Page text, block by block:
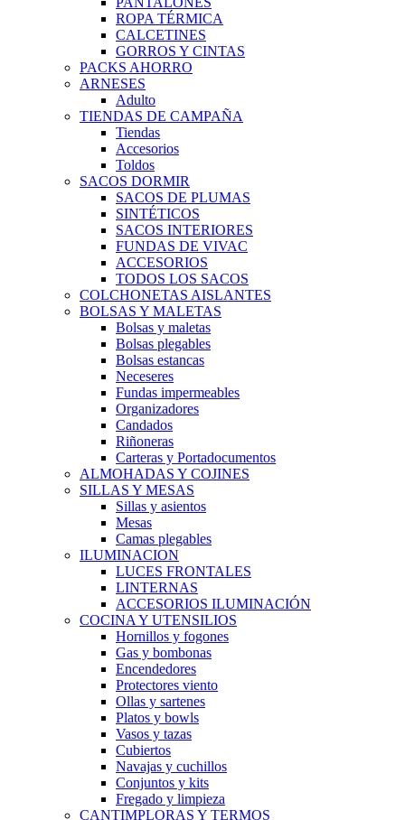
ROPA TÉRMICA
CALCETINES
GORROS Y CINTAS
PACKS AHORRO
ARNESES
Adulto
TIENDAS DE CAMPAÑA
Tiendas
Accesorios
Toldos
SACOS DORMIR
SACOS DE PLUMAS
SINTÉTICOS
SACOS INTERIORES
FUNDAS DE VIVAC
ACCESORIOS
TODOS LOS SACOS
COLCHONETAS AISLANTES
BOLSAS Y MALETAS
Bolsas y maletas
Bolsas plegables
Bolsas estancas
Neceseres
Fundas impermeables
Organizadores
Candados
Riñoneras
Carteras y Portadocumentos
ALMOHADAS Y COJINES
SILLAS Y MESAS
Sillas y asientos
Mesas
Camas plegables
ILUMINACION
LUCES FRONTALES
LINTERNAS
ACCESORIOS ILUMINACIÓN
COCINA Y UTENSILIOS
Hornillos y fogones
Gas y bombonas
Encendedores
Protectores viento
Ollas y sartenes
Platos y bowls
Vasos y tazas
Cubiertos
Navajas y cuchillos
Conjuntos y kits
Fregado y limpieza
CANTIMPLORAS Y TERMOS